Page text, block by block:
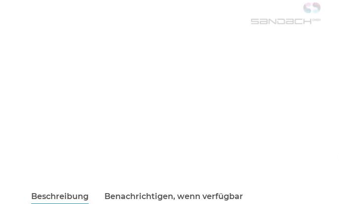
Beschreibung Benachrichtigen, wenn verfügbar